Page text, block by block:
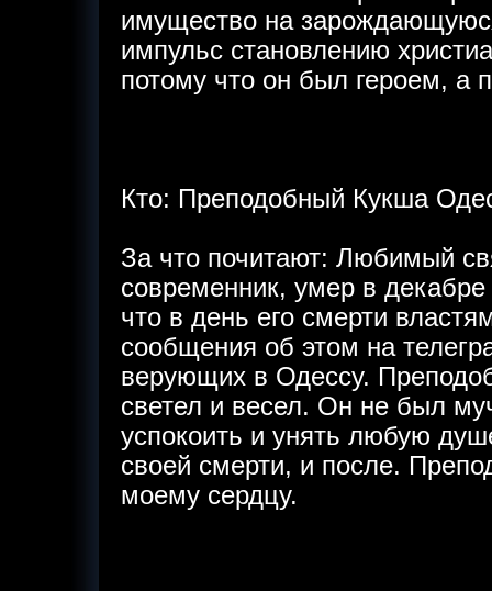
имущество на
импульс становлению
потому что он был героем, а
Кто: Преподобный Кукша
За что почитают: Любимый
современник, умер в декабре
что в день его смерти
сообщения об этом на
верующих в Одессу.
светел и весел. Он не был
успокоить и унять любую
своей смерти, и после.
моему сердцу.